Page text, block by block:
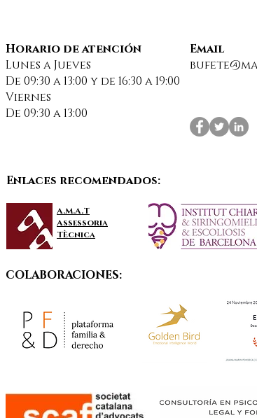
condominio
Horario de atención
Lunes a Jueves
De 09:30 a 13:00 y de 16:30 a 19:00
Viernes
De 09:30 a 13:00
Email
Enlaces recomendados:
A.M.A.T
Assessoria
TÈcnica
COLABORACIONES: